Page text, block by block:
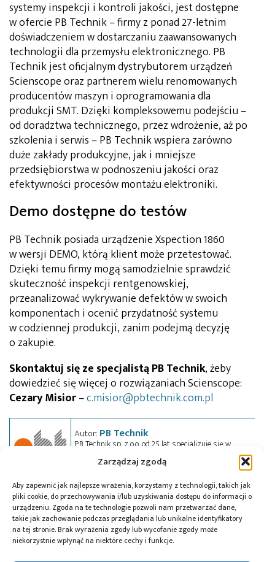
Zarządzaj zgodą
Aby zapewnić jak najlepsze wrażenia, korzystamy z technologii, takich jak
pliki cookie, do przechowywania i/lub uzyskiwania dostępu do informacji o
urządzeniu. Zgoda na te technologie pozwoli nam przetwarzać dane,
takie jak zachowanie podczas przeglądania lub unikalne identyfikatory
na tej stronie. Brak wyrażenia zgody lub wycofanie zgody może
niekorzystnie wpłynąć na niektóre cechy i funkcje.
systemy inspekcji i kontroli jakości, jest dostępne
w ofercie PB Technik – firmy z ponad 27-letnim
doświadczeniem w dostarczaniu zaawansowanych
technologii dla przemysłu elektronicznego. PB
Technik jest oficjalnym dystrybutorem urządzeń
Scienscope oraz partnerem wielu renomowanych
producentów maszyn i oprogramowania dla
produkcji SMT. Dzięki kompleksowemu podejściu –
od doradztwa technicznego, przez wdrożenie, aż po
szkolenia i serwis – PB Technik wspiera zarówno
duże zakłady produkcyjne, jak i mniejsze
przedsiębiorstwa w podnoszeniu jakości oraz
efektywności procesów montażu elektroniki.
Demo dostępne do testów
PB Technik posiada urządzenie Xspection 1860
w wersji DEMO, którą klient może przetestować.
Dzięki temu firmy mogą samodzielnie sprawdzić
skuteczność inspekcji rentgenowskiej,
przeanalizować wykrywanie defektów w swoich
komponentach i ocenić przydatność systemu
w codziennej produkcji, zanim podejmą decyzję
o zakupie.
Skontaktuj się ze specjalistą PB Technik, żeby
dowiedzieć się więcej o rozwiązaniach Scienscope:
Cezary Misior–c.misior@pbtechnik.com.pl
Autor: PB Technik
PB Technik sp. z o.o. od 25 lat specjalizuje się w
technologicznych dla przemysłu elektronicznego.
Zajmuje się sprzedażą oraz serwisem urządzeń i
systemów służących do montażu i produkcji
obwodów drukowanych (PCB). Oferta obejmuje
szeroką gamę rozwiązań, od urządzeń do lutowania,
przez systemy inspekcji optycznej, aż po maszyny
do automatycznego montażu komponentów SMT i
THT. Firma dysponuje własnym serwisem, co
pozwala na szybkie i profesjonalne wsparcie swoich